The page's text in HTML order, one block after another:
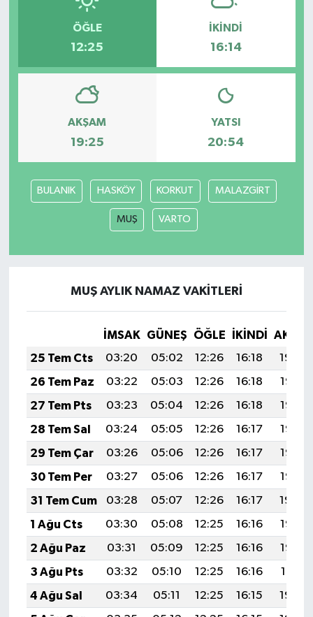
ÖĞLE
12:25
İKINDI
16:14
AKŞAM
19:25
YATSI
20:54
BULANIK HASKÖY KORKUT MALAZGİRT
MUŞ VARTO
MUŞ AYLIK NAMAZ VAKITLERI
İMSAK GÜNEŞ ÖĞLE İKINDI
25 Tem Cts
03:20 05:02 12:26 16:18
19:39
26 Tem Paz
03:22 05:03 12:26 16:18
19:38
27 Tem Pts
03:23 05:04 12:26 16:18
19:37
28 Tem Sal
03:24 05:05 12:26 16:17
19:37
29 Tem Çar
03:26 05:06 12:26 16:17
19:36
30 Tem Per
03:27 05:06 12:26 16:17
19:35
31 Tem Cum
03:28 05:07 12:26 16:17
19:34
1 Ağu Cts
03:30 05:08 12:25 16:16
19:33
2 Ağu Paz
03:31 05:09 12:25 16:16
19:32
3 Ağu Pts
03:32 05:10 12:25 16:16
19:31
4 Ağu Sal
03:34 05:11 12:25 16:15
19:30